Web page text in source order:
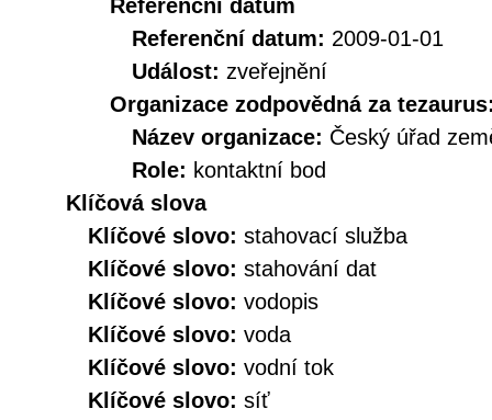
Referenční datum
Referenční datum: 2009-01-01
Událost: zveřejnění
Organizace zodpovědná za
Název organizace: Český úřad
Role: kontaktní bod
Klíčová slova
Klíčové slovo: stahovací služba
Klíčové slovo: stahování dat
Klíčové slovo: vodopis
Klíčové slovo: voda
Klíčové slovo: vodní tok
Klíčové slovo: síť